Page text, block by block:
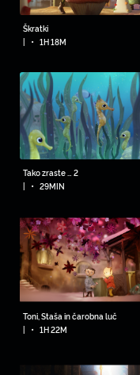
Škratki
• 1H 18M
Tako zraste … 2
|
• 29MIN
Toni, Staša in čarobna luč
• 1H 22M